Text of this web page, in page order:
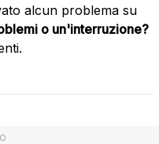
alcun problema su
o un'interruzione?